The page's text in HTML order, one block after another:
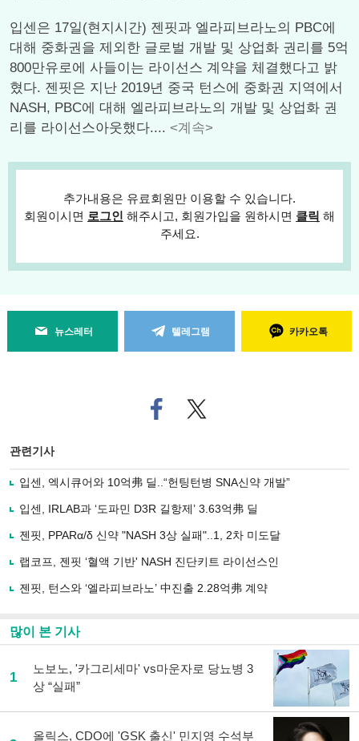
입센은 17일(현지시간) 젠핏과 엘라피브라노의 PBC에
대해 중화권을 제외한 글로벌 개발 및 상업화 권리를 5억
800만유로에 사들이는 라이선스 계약을 체결했다고 밝
혔다. 젠핏은 지난 2019년 중국 턴스에 중화권 지역에서
NASH, PBC에 대해 엘라피브라노의 개발 및 상업화 권
리를 라이선스아웃했다.... <계속>
추가내용은 유료회원만 이용할 수 있습니다.
회원이시면 로그인 해주시고, 회원가입을 원하시면 클릭 해
주세요.
뉴스레터 텔레그램 카카오톡
페
이
로
기
사
유
기
트위
터로
관련기사
입센, 엑시큐어와 10억弗 딜..“헌팅턴병 SNA신약 개발”
입센, IRLAB과 ‘도파민 D3R 길항제’ 3.63억弗 딜
젠핏, PPARα/δ 신약 "NASH 3상 실패"..1, 2차 미도달
랩코프, 젠핏 ‘혈액 기반' NASH 진단키트 라이선스인
젠핏, 턴스와 ‘엘라피브라노’ 中진출 2.28억弗 계약
많이 본 기사
1
노보노, '카그리세마' vs마운자로 당뇨병 3
상 “실패”
올릭스, CDO에 'GSK 출신' 민지영 수석부